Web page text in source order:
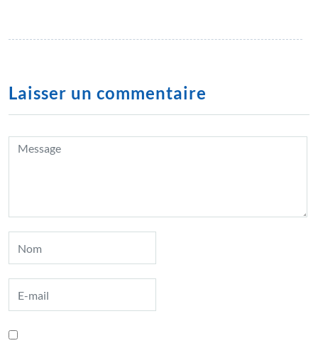
Laisser un commentaire